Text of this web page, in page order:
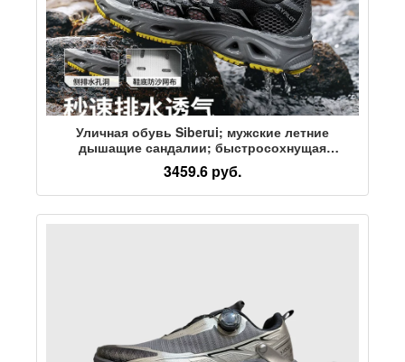
Уличная обувь Siberui; мужские летние
дышащие сандалии; быстросохнущая
нескользящая походная обувь для взрослых;
пляжная болотная обувь
3459.6 руб.